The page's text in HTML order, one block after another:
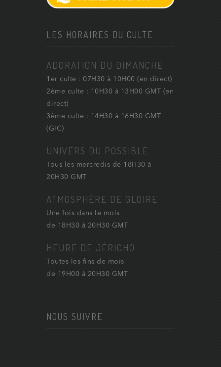
LES HORAIRES DU CULTE
ADORATION DU DIMANCHE
1er culte : 07H30 à 10H00 (en direct)
2ème culte : 10H30 à 13H00 GMT (en
direct)
3ème culte : 14H30 à 16H30 GMT
(GIC)
UNIVERS DU POSSIBLE
Tous les mercredis de 18H30 à
20H30 GMT
ATMOSPHÈRE DE GLOIRE
Une fois dans le mois
de 18H30 à 20H30 GMT
HEURE DE JÉRICHO
Toutes les fins de mois
de 19H00 à 20H30 GMT
NOUS SUIVRE